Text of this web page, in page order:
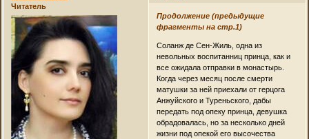
Читатель
Продолжение (предыдущие
фрагменты на стр.1)
Соланж де Сен-Жиль, одна из
невольных воспитанниц принца, как и
все ожидала отправки в монастырь.
Когда через месяц после смерти
матушки за ней приехали от герцога
Анжуйского и Туреньского, дабы
передать под опеку принца, девушка
обрадовалась, но за несколько дней
жизни под опекой его высочества